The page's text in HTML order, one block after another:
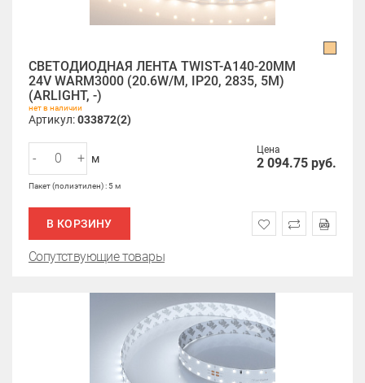
СВЕТОДИОДНАЯ ЛЕНТА TWIST-A140-20MM
24V WARM3000 (20.6W/M, IP20, 2835, 5M)
(ARLIGHT, -)
нет в наличии
Артикул:033872(2)
Цена
2 094.75 руб.
- + м
Пакет (полиэтилен) : 5 м
В КОРЗИНУ
Сопутствующие товары